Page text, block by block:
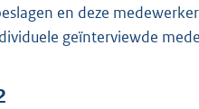
en deze
geïnterviewde